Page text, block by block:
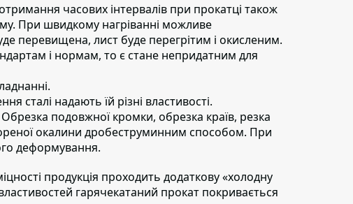
часових інтервалів при прокатці також
При швидкому нагріванні можливе
перевищена, лист буде перегрітим і окисленим.
і нормам, то є стане непридатним для
сталі надають їй різні властивості.
подовжної кромки, обрезка країв, резка
окалини дробеструминним способом. При
деформування.
продукція проходить додаткову «холодну
гарячекатаний прокат покривається